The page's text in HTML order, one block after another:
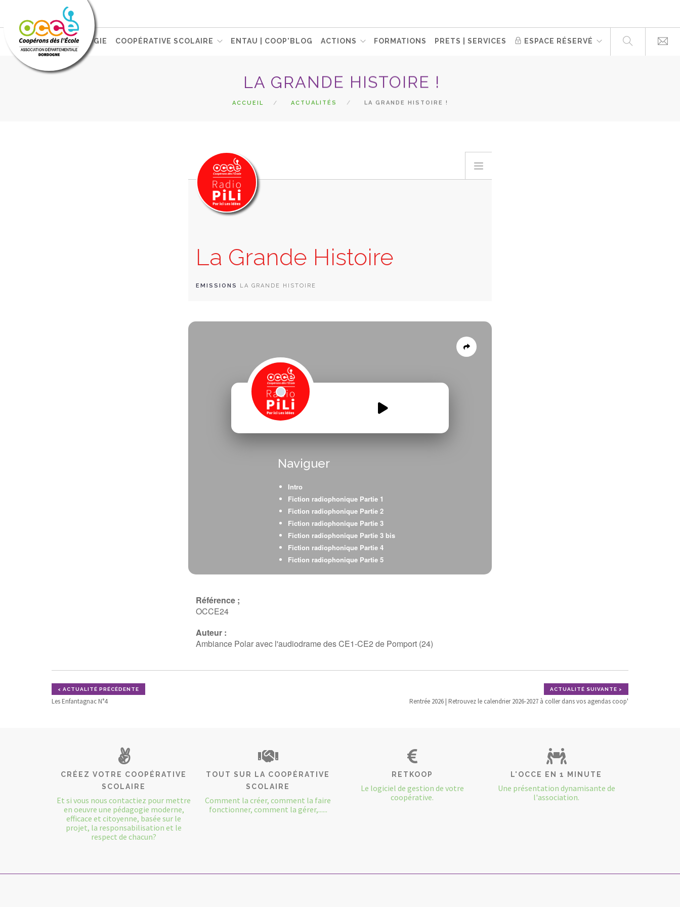
L'OCCE PÉDAGOGIE COOPÉRATIVE SCOLAIRE ENTAU | COOP'BLOG ACTIONS FORMATIONS PRETS | SERVICES ESPACE RÉSERVÉ
LA GRANDE HISTOIRE !
ACCUEIL ACTUALITÉS LA GRANDE HISTOIRE !
< ACTUALITÉ PRÉCÉDENTE
Les Enfantagnac N°4
ACTUALITÉ SUIVANTE >
Rentrée 2026 | Retrouvez le calendrier 2026-2027 à coller dans vos agendas coop'
CRÉEZ VOTRE COOPÉRATIVE
SCOLAIRE
Et si vous nous contactiez pour mettre
en oeuvre une pédagogie moderne,
efficace et citoyenne, basée sur le
projet, la responsabilisation et le
respect de chacun?
TOUT SUR LA COOPÉRATIVE
SCOLAIRE
Comment la créer, comment la faire
fonctionner, comment la gérer,......
RETKOOP
Le logiciel de gestion de votre
coopérative.
L'OCCE EN 1 MINUTE
Une présentation dynamisante de
l'association.